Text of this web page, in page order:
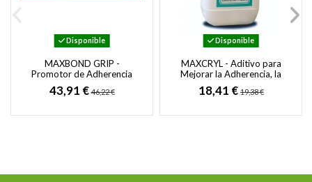
Disponible
MAXBOND GRIP -
Promotor de Adherencia
Universal para Hormigón,
Mortero y Fijación Cerámica
43,91 €46,22 €
Disponible
MAXCRYL - Aditivo para
Mejorar la Adherencia, la
Trabajabilidad y el Curado
de Morteros...
18,41 € 19,38 €